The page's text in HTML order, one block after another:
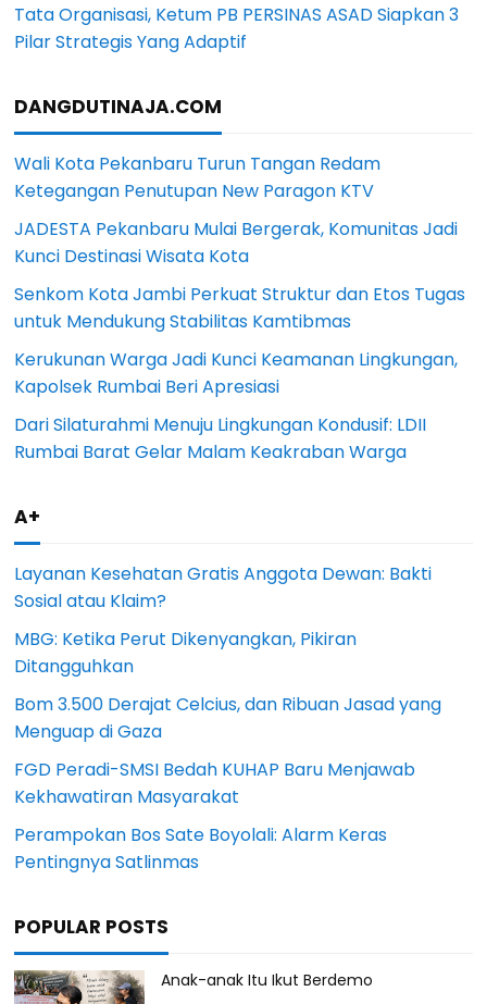
Tata Organisasi, Ketum PB PERSINAS ASAD Siapkan 3
Pilar Strategis Yang Adaptif
DANGDUTINAJA.COM
Wali Kota Pekanbaru Turun Tangan Redam
Ketegangan Penutupan New Paragon KTV
JADESTA Pekanbaru Mulai Bergerak, Komunitas Jadi
Kunci Destinasi Wisata Kota
Senkom Kota Jambi Perkuat Struktur dan Etos Tugas
untuk Mendukung Stabilitas Kamtibmas
Kerukunan Warga Jadi Kunci Keamanan Lingkungan,
Kapolsek Rumbai Beri Apresiasi
Dari Silaturahmi Menuju Lingkungan Kondusif: LDII
Rumbai Barat Gelar Malam Keakraban Warga
A+
Layanan Kesehatan Gratis Anggota Dewan: Bakti
Sosial atau Klaim?
MBG: Ketika Perut Dikenyangkan, Pikiran
Ditangguhkan
Bom 3.500 Derajat Celcius, dan Ribuan Jasad yang
Menguap di Gaza
FGD Peradi-SMSI Bedah KUHAP Baru Menjawab
Kekhawatiran Masyarakat
Perampokan Bos Sate Boyolali: Alarm Keras
Pentingnya Satlinmas
POPULAR POSTS
Anak-anak Itu Ikut Berdemo